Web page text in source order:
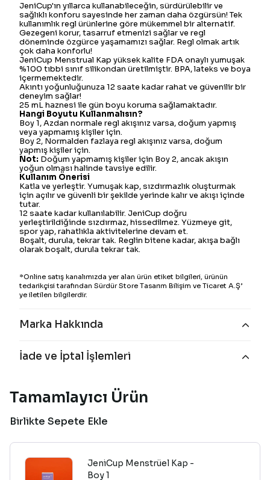
JeniCup'ın yıllarca kullanabileceğin, sürdürülebilir ve
sağlıklı konforu sayesinde her zaman daha özgürsün! Tek
kullanımlık regl ürünlerine göre mükemmel bir alternatif.
Gezegeni korur, tasarruf etmenizi sağlar ve regl
döneminde özgürce yaşamamızı sağlar. Regl olmak artık
çok daha konforlu!
JeniCup Menstrual Kap yüksek kalite FDA onaylı yumuşak
%100 tıbbi sınıf silikondan üretilmiştir. BPA, lateks ve boya
içermemektedir.
Akıntı yoğunluğunuza 12 saate kadar rahat ve güvenilir bir
deneyim sağlar!
25 mL haznesi ile gün boyu koruma sağlamaktadır.
Hangi Boyutu Kullanmalısın?
Boy 1, Azdan normale regl akışınız varsa, doğum yapmış
veya yapmamış kişiler için.
Boy 2, Normalden fazlaya regl akışınız varsa, doğum
yapmış kişiler için.
Not: Doğum yapmamış kişiler için Boy 2, ancak akışın
yoğun olması halinde tavsiye edilir.
Kullanım Önerisi
Katla ve yerleştir. Yumuşak kap, sızdırmazlık oluşturmak
için açılır ve güvenli bir şekilde yerinde kalır ve akışı içinde
tutar.
12 saate kadar kullanılabilir. JeniCup doğru
yerleştirildiğinde sızdırmaz, hissedilmez. Yüzmeye git,
spor yap, rahatlıkla aktivitelerine devam et.
Boşalt, durula, tekrar tak. Reglin bitene kadar, akışa bağlı
olarak boşalt, durula tekrar tak.
*Online satış kanalımızda yer alan ürün etiket bilgileri, ürünün
tedarikçisi tarafından Sürdür Store Tasarım Bilişim ve Ticaret A.Ş’
ye iletilen bilgilerdir.
Marka Hakkında
İade ve İptal İşlemleri
Tamamlayıcı Ürün
Birlikte Sepete Ekle
JeniCup Menstrüel Kap -
Boy 1